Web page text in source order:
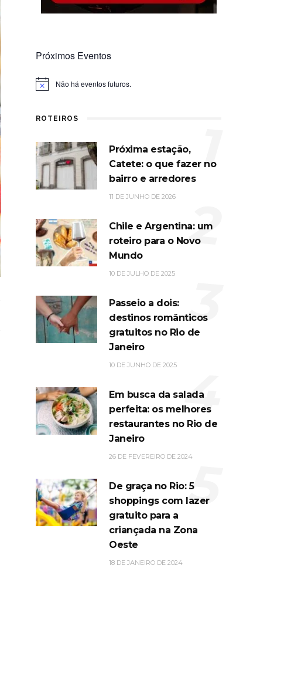
Próximos Eventos
Notice Não há eventos futuros.
ROTEIROS
Próxima estação,
Catete: o que fazer no
bairro e arredores
11 DE JUNHO DE 2026
1
Chile e Argentina: um
roteiro para o Novo
Mundo
10 DE JULHO DE 2025
2
Passeio a dois:
destinos românticos
gratuitos no Rio de
Janeiro
10 DE JUNHO DE 2025
3
Em busca da salada
perfeita: os melhores
restaurantes no Rio de
Janeiro
26 DE FEVEREIRO DE 2024
4
De graça no Rio: 5
shoppings com lazer
gratuito para a
criançada na Zona
Oeste
18 DE JANEIRO DE 2024
5